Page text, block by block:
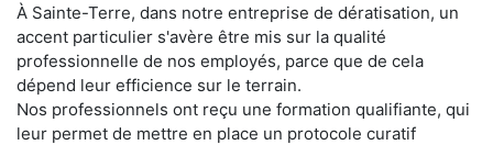
À Sainte-Terre, dans notre entreprise de dératisation, un
accent particulier s'avère être mis sur la qualité
professionnelle de nos employés, parce que de cela
dépend leur efficience sur le terrain.
Nos professionnels ont reçu une formation qualifiante, qui
leur permet de mettre en place un protocole curatif